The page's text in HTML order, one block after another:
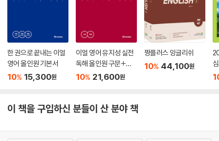
한 권으로 끝내는 이얼
영어 올인원 기본서
10% 15,300원
이얼 영어 유지성 실전
독해 올인원 구문+독
해
10% 21,600원
짱플러스 잉글리쉬
10% 44,100원
이 책을 구입하신 분들이 산 분야 책